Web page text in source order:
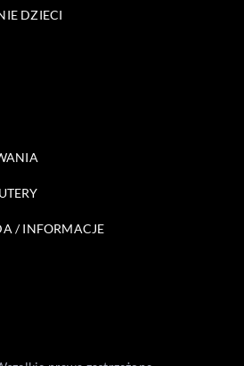
DZIECI
/ INFORMACJE